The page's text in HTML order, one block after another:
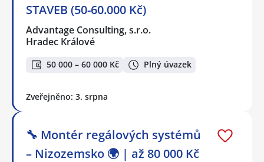
STAVEB (50-60.000 Kč)
Advantage Consulting, s.r.o.
Hradec Králové
50 000 – 60 000 Kč Plný úvazek
Zveřejněno: 3. srpna
🔧 Montér regálových systémů
– Nizozemsko 🌍 | až 80 000 Kč